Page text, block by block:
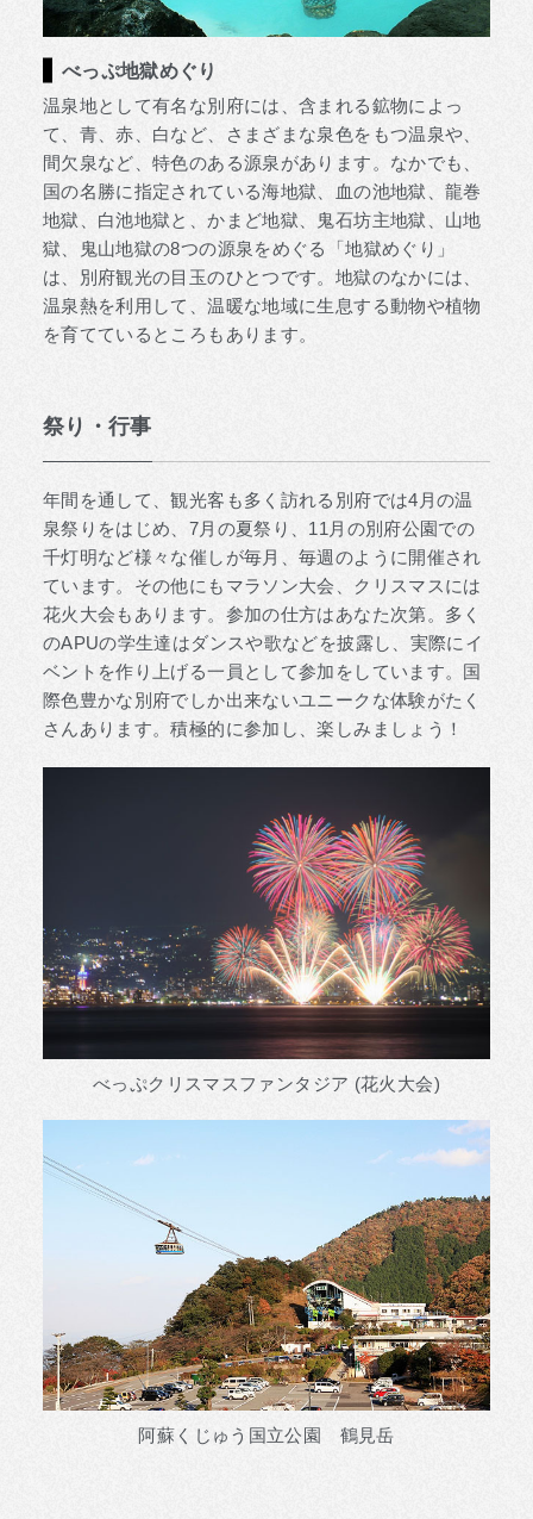
べっぷ地獄めぐり
温泉地として有名な別府には、含まれる鉱物によっ
て、青、赤、白など、さまざまな泉色をもつ温泉や、
間欠泉など、特色のある源泉があります。なかでも、
国の名勝に指定されている海地獄、血の池地獄、龍巻
地獄、白池地獄と、かまど地獄、鬼石坊主地獄、山地
獄、鬼山地獄の8つの源泉をめぐる「地獄めぐり」
は、別府観光の目玉のひとつです。地獄のなかには、
温泉熱を利用して、温暖な地域に生息する動物や植物
を育てているところもあります。
祭り・行事
年間を通して、観光客も多く訪れる別府では4月の温
泉祭りをはじめ、7月の夏祭り、11月の別府公園での
千灯明など様々な催しが毎月、毎週のように開催され
ています。その他にもマラソン大会、クリスマスには
花火大会もあります。参加の仕方はあなた次第。多く
のAPUの学生達はダンスや歌などを披露し、実際にイ
ベントを作り上げる一員として参加をしています。国
際色豊かな別府でしか出来ないユニークな体験がたく
さんあります。積極的に参加し、楽しみましょう！
べっぷクリスマスファンタジア (花火大会)
阿蘇くじゅう国立公園 鶴見岳